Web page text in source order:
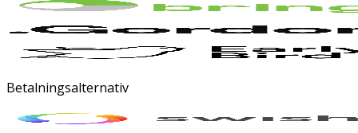
Betalningsalternativ